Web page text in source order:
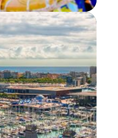
eyes
Durée
Parcours